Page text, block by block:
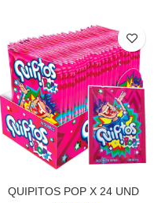
QUIPITOS POP X 24 UND